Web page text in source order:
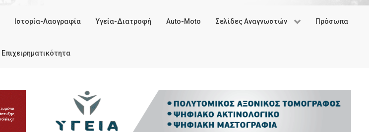
Ιστορία-Λαογραφία Υγεία-Διατροφή Auto-Moto Σελίδες Αναγνωστών Πρόσωπα
Επιχειρηματικότητα